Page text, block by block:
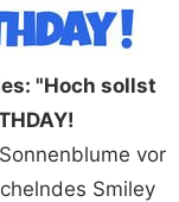
"Hoch sollst
vor
Smiley